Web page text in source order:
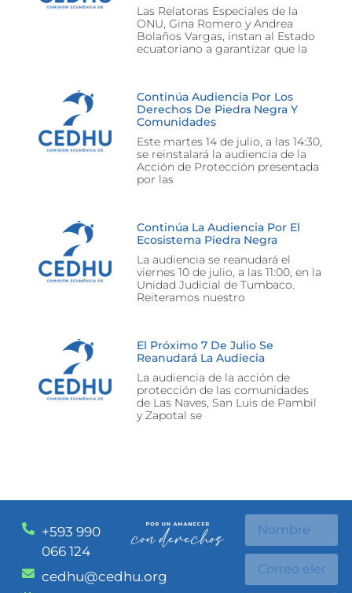
Las Relatoras Especiales de la
ONU, Gina Romero y Andrea
Bolaños Vargas, instan al Estado
ecuatoriano a garantizar que la
Continúa Audiencia Por Los
Derechos De Piedra Negra Y
Comunidades
Este martes 14 de julio, a las 14:30,
se reinstalará la audiencia de la
Acción de Protección presentada
por las
Continúa La Audiencia Por El
Ecosistema Piedra Negra
La audiencia se reanudará el
viernes 10 de julio, a las 11:00, en la
Unidad Judicial de Tumbaco.
Reiteramos nuestro
El Próximo 7 De Julio Se
Reanudará La Audiecia
La audiencia de la acción de
protección de las comunidades
de Las Naves, San Luis de Pambil
y Zapotal se
+593 990
066 124
cedhu@cedhu.org